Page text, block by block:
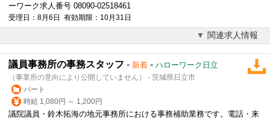
ーワーク求人番号 08090-02518461
受理日：8月6日 有効期限：10月31日
関連求人情報
議員事務所の事務スタッフ - 新着 - ハローワーク日立
（事業所の意向により公開していません） - 茨城県日立市
パート
時給 1,080円 ～ 1,200円
議院議員・鈴木拓海の地元事務所における事務補助業務です。電話・来